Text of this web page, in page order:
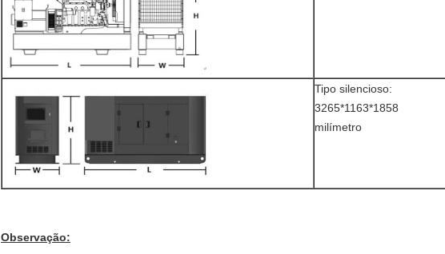
Tipo silencioso:
3265*1163*1858
milímetro
Observação: